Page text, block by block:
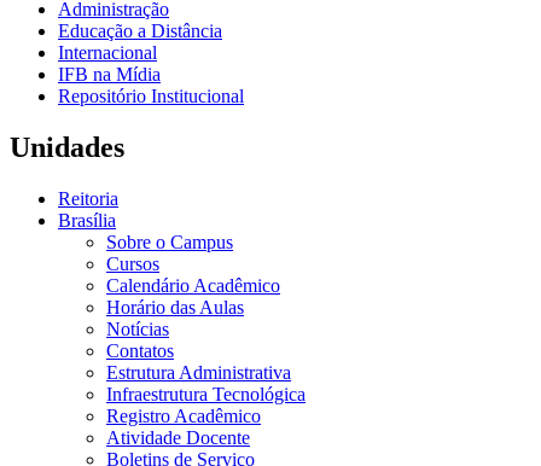
Administração
Educação a Distância
Internacional
IFB na Mídia
Repositório Institucional
Unidades
Reitoria
Brasília
Sobre o Campus
Cursos
Calendário Acadêmico
Horário das Aulas
Notícias
Contatos
Estrutura Administrativa
Infraestrutura Tecnológica
Registro Acadêmico
Atividade Docente
Boletins de Serviço